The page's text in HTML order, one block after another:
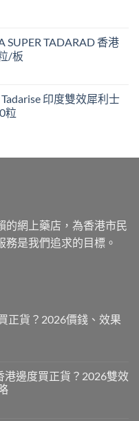
SUPER TADARAD 香港
/板
印度雙效犀利士
粒
的網上藥店，為香港市民
是我們追求的目標。
正貨？2026價錢、效果
港邊度買正貨？2026雙效